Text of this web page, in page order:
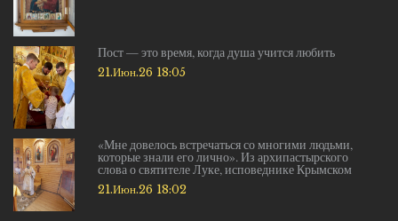
Пост — это время, когда душа учится любить
21.Июн.26 18:05
«Мне довелось встречаться со многими людьми,
которые знали его лично». Из архипастырского
слова о святителе Луке, исповеднике Крымском
21.Июн.26 18:02